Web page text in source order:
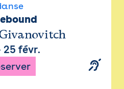
25 févr.